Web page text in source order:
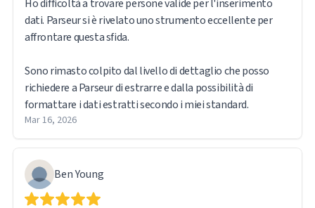
Ho difficoltà a trovare persone valide per l'inserimento
dati. Parseur si è rivelato uno strumento eccellente per
affrontare questa sfida.
Sono rimasto colpito dal livello di dettaglio che posso
richiedere a Parseur di estrarre e dalla possibilità di
formattare i dati estratti secondo i miei standard.
Mar 16, 2026
Ben Young